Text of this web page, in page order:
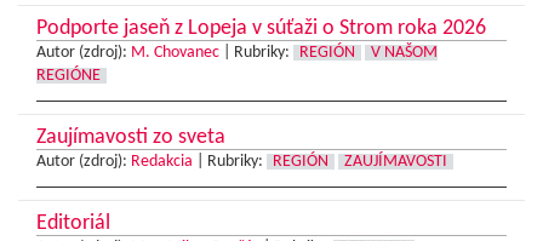
Podporte jaseň z Lopeja v súťaži o Strom roka 2026
Autor (zdroj): M. Chovanec Rubriky: REGIÓN
V NAŠOM
REGIÓNE
Zaujímavosti zo sveta
Autor (zdroj): Redakcia Rubriky: REGIÓN ZAUJÍMAVOSTI
Editoriál